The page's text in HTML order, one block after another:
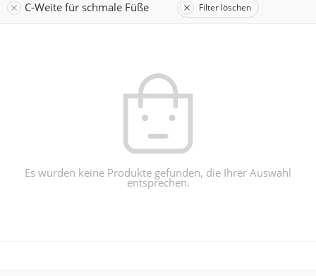
C-Weite für schmale Füße Filter löschen
Es wurden keine Produkte gefunden, die Ihrer Auswahl
entsprechen.